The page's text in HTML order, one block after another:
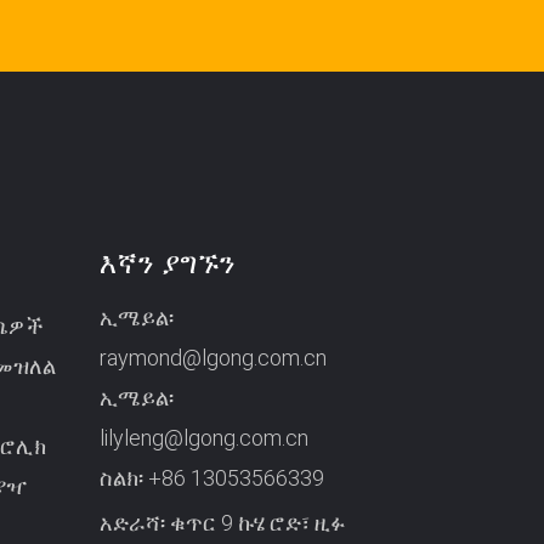
እኛን ያግኙን
ኢሜይል፡
raymond@lgong.com.cn
ኢሜይል፡
lilyleng@lgong.com.cn
ስልክ፡ +86 13053566339
አድራሻ፡ ቁጥር 9 ኩሄ ሮድ፣ ዚፉ